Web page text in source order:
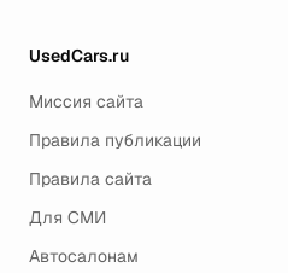
UsedCars.ru
Миссия сайта
Правила публикации
Правила сайта
Для СМИ
Автосалонам